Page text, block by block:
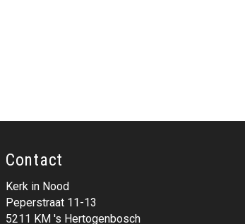
Contact
Kerk in Nood
Peperstraat 11-13
5211 KM 's Hertogenbosch